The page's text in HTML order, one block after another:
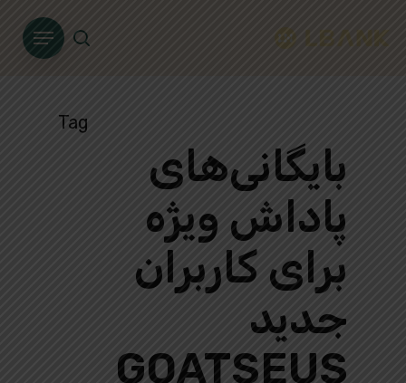
Menu
Tag
بایگانی‌های
پاداش ویژه
برای کاربران
جدید
GOATSEUS